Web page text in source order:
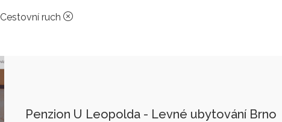
Cestovní ruch
Penzion U Leopolda - Levné ubytování Brno